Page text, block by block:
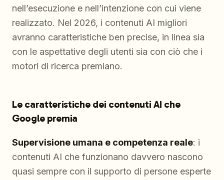
nell’esecuzione e nell’intenzione con cui viene
realizzato. Nel 2026, i contenuti AI migliori
avranno caratteristiche ben precise, in linea sia
con le aspettative degli utenti sia con ciò che i
motori di ricerca premiano.
Le caratteristiche dei contenuti AI che
Google premia
Supervisione umana e competenza reale: i
contenuti AI che funzionano davvero nascono
quasi sempre con il supporto di persone esperte